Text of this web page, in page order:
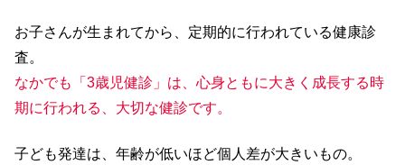
お子さんが生まれてから、定期的に行われている健康診
査。
なかでも「3歳児健診」は、心身ともに大きく成長する時
期に行われる、大切な健診です。
子ども発達は、年齢が低いほど個人差が大きいもの。